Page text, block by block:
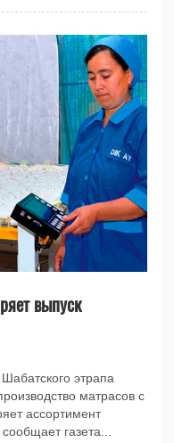
выпуск
этрапа
матрасов с
ассортимент
газета...